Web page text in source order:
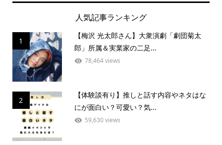
人気記事ランキング
1
【梅沢 光太郎さん】大衆演劇「劇団菊太
郎」所属＆実業家の二足...
78,464 views
2
【体験談有り】推しと話す内容やネタはな
にが面白い？可愛い？気...
59,630 views